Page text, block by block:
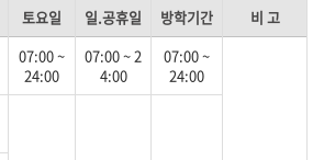
토요일 일.공휴일 방학기간
비 고
07:00 ~
24:00
07:00 ~ 2
4:00
07:00 ~
24:00